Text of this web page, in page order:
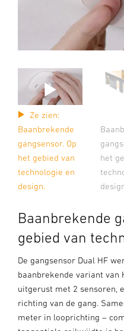
Ze zien:
Baanbrekende
gangsensor. Op
het gebied van
technologie en
design.
het
Baanbrekende
gebied van
De gangsensor Dual HF
baanbrekende variant van
uitgerust met 2 sensoren,
richting van de gang.
meter in looprichting –